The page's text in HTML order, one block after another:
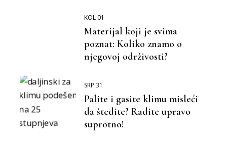
KOL 01
Materijal koji je svima
poznat: Koliko znamo o
njegovoj održivosti?
SRP 31
Palite i gasite klimu misleći
da štedite? Radite upravo
suprotno!